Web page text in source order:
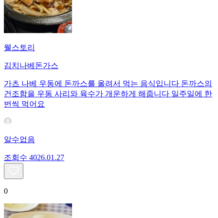
웰스토리
김치나베돈가스
가츠 나베 우동에 돈까스를 올려서 먹는 음식입니다 돈까스의
건조함을 우동 사리와 육수가 개운하게 해줍니다 일주일에 한
번씩 먹어요
알수없음
조회수 4026.01.27
0